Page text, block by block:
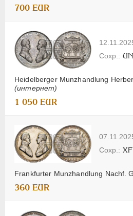
700 EUR
Heidelberger Munzhandlung
(интернет)
1 050 EUR
Frankfurter Munzhandlung Nachf.
XF
360 EUR